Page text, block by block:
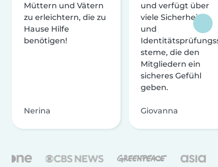
Müttern und Vätern
zu erleichtern, die zu
Hause Hilfe
benötigen!
Nerina
und verfügt über
viele Sicherheits-
und
steme, die den
Mitgliedern ein
sicheres Gefühl
geben.
Giovanna